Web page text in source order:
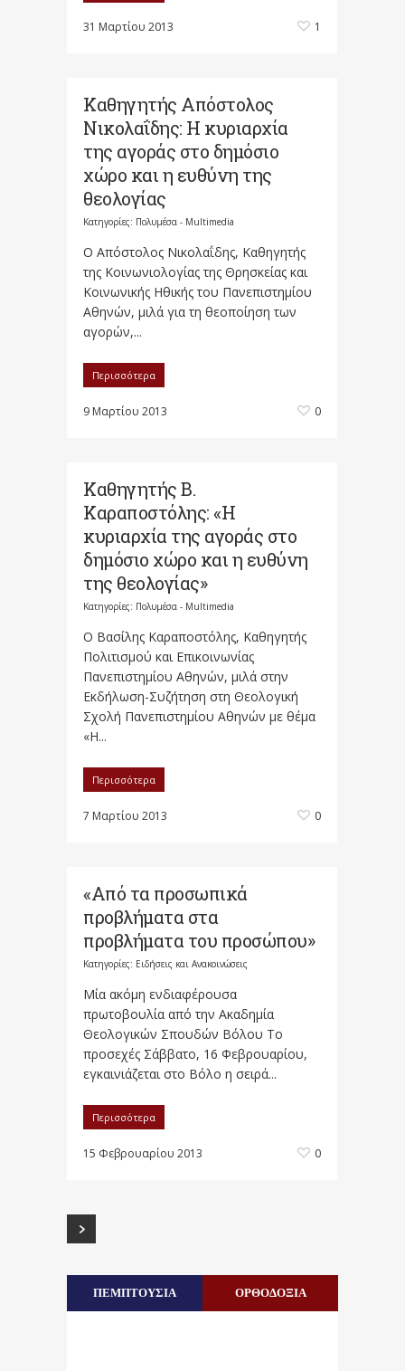
31 Μαρτίου 2013 1
Καθηγητής Απόστολος
Νικολαΐδης: Η κυριαρχία
της αγοράς στο δημόσιο
χώρο και η ευθύνη της
θεολογίας
Κατηγορίες: Πολυμέσα - Multimedia
Ο Απόστολος Νικολαΐδης, Καθηγητής
της Κοινωνιολογίας της Θρησκείας και
Κοινωνικής Ηθικής του Πανεπιστημίου
Αθηνών, μιλά για τη θεοποίηση των
αγορών,...
Περισσότερα
9 Μαρτίου 2013 0
Καθηγητής Β.
Καραποστόλης: «Η
κυριαρχία της αγοράς στο
δημόσιο χώρο και η ευθύνη
της θεολογίας»
Κατηγορίες: Πολυμέσα - Multimedia
O Βασίλης Καραποστόλης, Καθηγητής
Πολιτισμού και Επικοινωνίας
Πανεπιστημίου Αθηνών, μιλά στην
Εκδήλωση-Συζήτηση στη Θεολογική
Σχολή Πανεπιστημίου Αθηνών με θέμα
«Η...
Περισσότερα
7 Μαρτίου 2013 0
«Από τα προσωπικά
προβλήματα στα
προβλήματα του προσώπου»
Κατηγορίες: Ειδήσεις και Ανακοινώσεις
Mία ακόμη ενδιαφέρουσα
πρωτοβουλία από την Ακαδημία
Θεολογικών Σπουδών Βόλου Το
προσεχές Σάββατο, 16 Φεβρουαρίου,
εγκαινιάζεται στο Βόλο η σειρά...
Περισσότερα
15 Φεβρουαρίου 2013 0
ΠΕΜΠΤΟΥΣΙΑ ΟΡΘΟΔΟΞΙΑ